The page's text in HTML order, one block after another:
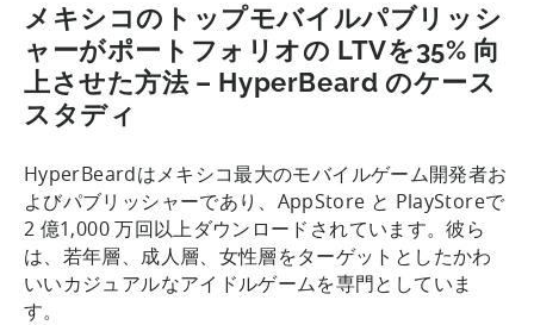
メキシコのトップモバイルパブリッシ
ャーがポートフォリオの LTVを35% 向
上させた方法 – HyperBeard のケース
スタディ
HyperBeardはメキシコ最大のモバイルゲーム開発者お
よびパブリッシャーであり、AppStore と PlayStoreで
2 億1,000 万回以上ダウンロードされています。彼ら
は、若年層、成人層、女性層をターゲットとしたかわ
いいカジュアルなアイドルゲームを専門としていま
す。